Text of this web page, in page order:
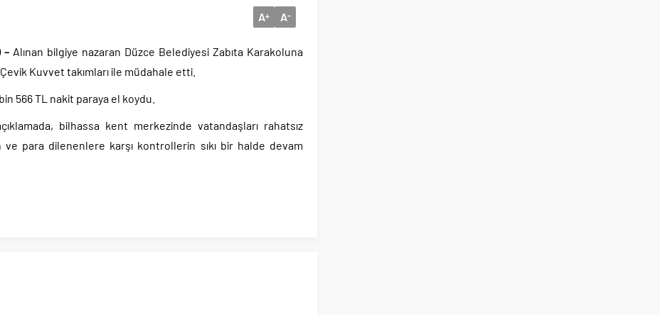
A+ A-
– Alınan bilgiye nazaran Düzce Belediyesi Zabıta Karakoluna
Kuvvet takımları ile müdahale etti.
566 TL nakit paraya el koydu.
bilhassa kent merkezinde vatandaşları rahatsız
para dilenenlere karşı kontrollerin sıkı bir halde devam